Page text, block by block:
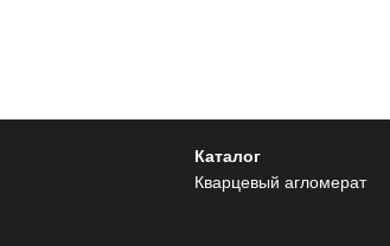
Каталог
Кварцевый агломерат